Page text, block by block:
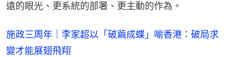
遠的眼光、更系統的部署、更主動的作為。
施政三周年｜李家超以「破繭成蝶」喻香港：破局求
變才能展翅飛翔